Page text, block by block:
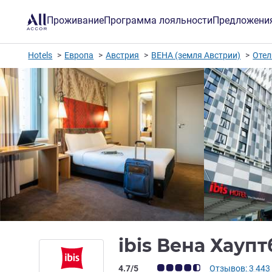
ПроживаниеПрограмма лояльности
Hotels Европа Австрия ВЕНА (земля Австрии)
ibis Вена
Примечание: отзывы клиентов
4.7/5 Отзывов: 3 443